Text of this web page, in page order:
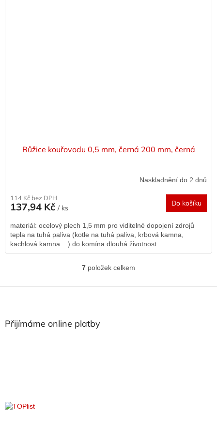
Růžice kouřovodu 0,5 mm, černá 200 mm, černá
Naskladnění do 2 dnů
114 Kč bez DPH
137,94 Kč / ks
Do košíku
materiál: ocelový plech 1,5 mm pro viditelné dopojení zdrojů
tepla na tuhá paliva (kotle na tuhá paliva, krbová kamna,
kachlová kamna ...) do komína dlouhá životnost
O
l
7 položek celkem
Z
Přijímáme online platby